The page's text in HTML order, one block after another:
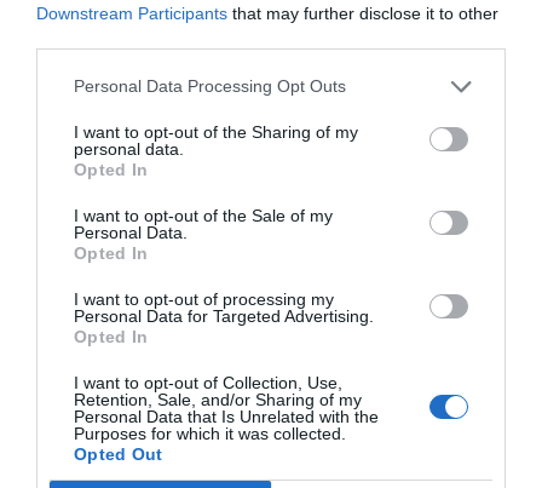
Downstream Participants that may further disclose it to other
Personal Data Processing Opt Outs
I want to opt-out of the Sharing of my
personal data.
Opted In
I want to opt-out of the Sale of my
Personal Data.
Opted In
I want to opt-out of processing my
Personal Data for Targeted Advertising.
Opted In
I want to opt-out of Collection, Use,
Retention, Sale, and/or Sharing of my
Personal Data that Is Unrelated with the
Purposes for which it was collected.
Opted Out
finançament, ja que fa “10 anys que està
caducat”.
Foment del Treball avisa que
pactar la reducció de
jornada entre govern
espanyol i sindicats sense
comptar amb els empresaris
és "irregular" i "trenca les
regles del joc"
Ja fa mesos que